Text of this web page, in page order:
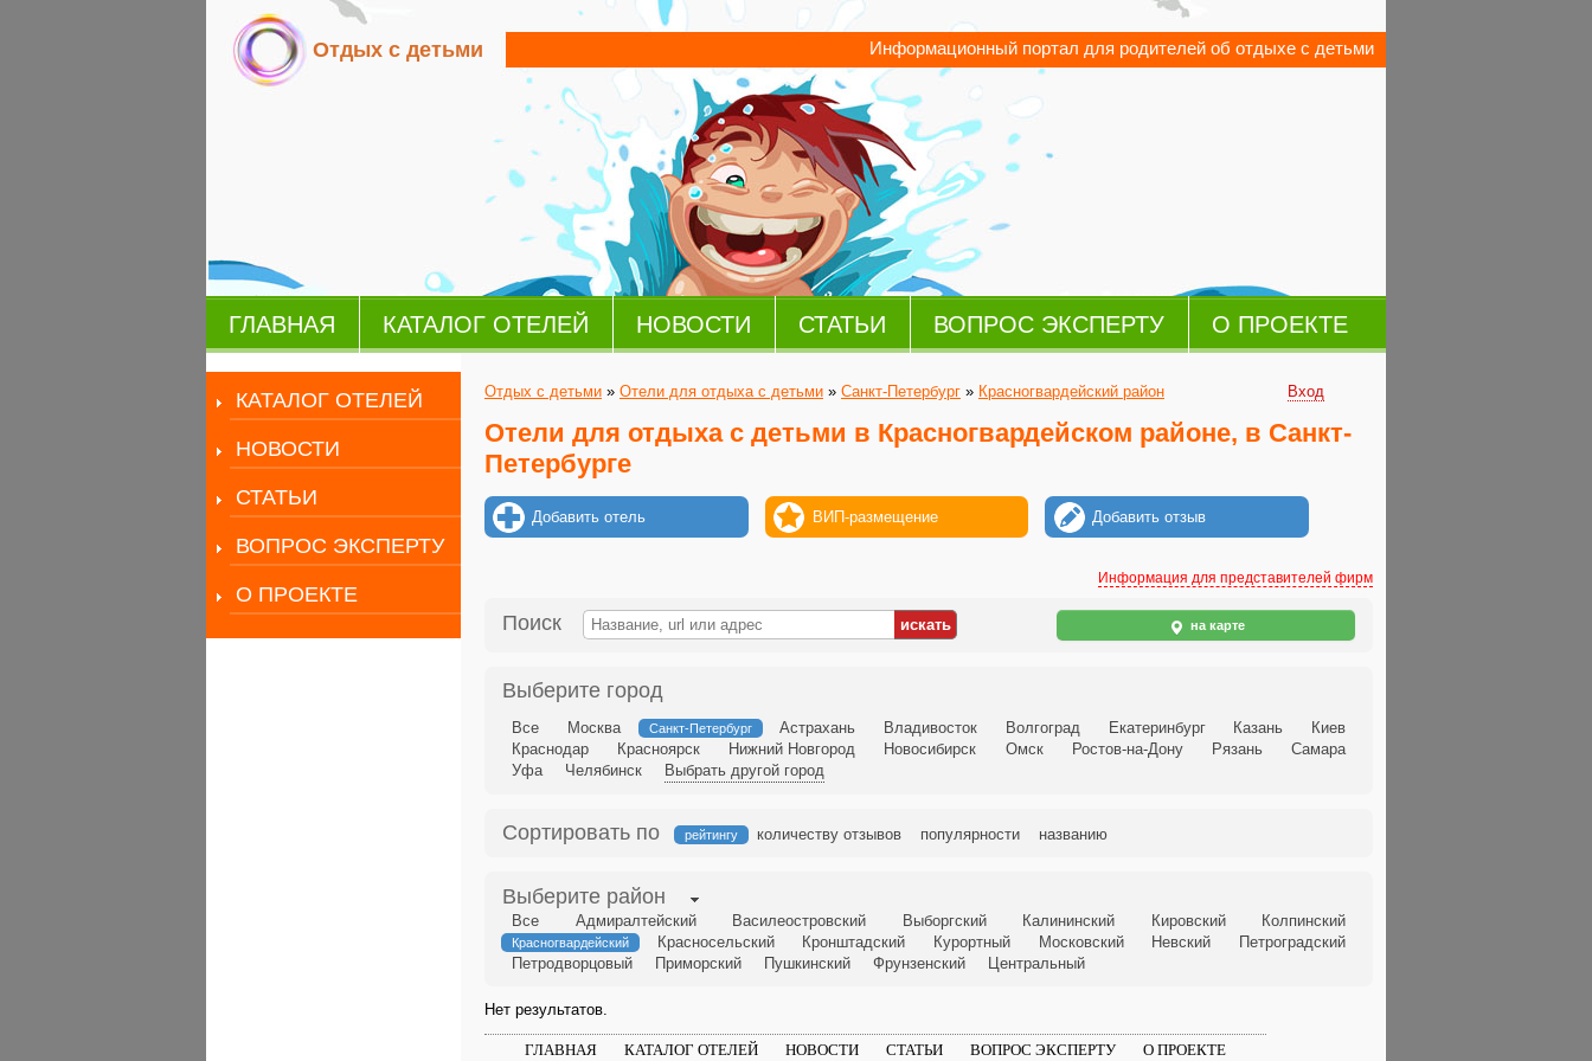
Отдых с детьми Информационный портал для родителей об отдыхе с детьми
ГЛАВНАЯ КАТАЛОГ ОТЕЛЕЙ НОВОСТИ СТАТЬИ ВОПРОС ЭКСПЕРТУ О ПРОЕКТЕ
КАТАЛОГ ОТЕЛЕЙ
НОВОСТИ
СТАТЬИ
ВОПРОС ЭКСПЕРТУ
О ПРОЕКТЕ
Отдых с детьми » Отели для отдыха с детьми » Санкт-Петербург » Красногвардейский район Вход
Отели для отдыха с детьми в Красногвардейском районе, в Санкт-
Петербурге
Добавить отель ВИП-размещение Добавить отзыв
Информация для представителей фирм
Поиск на карте
Выберите город
Все Москва Санкт-Петербург Астрахань Владивосток Волгоград Екатеринбург Казань
Киев
Краснодар
Красноярск Нижний Новгород Новосибирск Омск Ростов-на-Дону Рязань
Самара
Уфа
Челябинск Выбрать другой город
Сортировать по рейтингу количеству отзывов популярности названию
Выберите район
Все Адмиралтейский Василеостровский Выборгский Калининский Кировский Колпинский
Красногвардейский Красносельский Кронштадский Курортный Московский Невский
Петроградский
Петродворцовый
Приморский Пушкинский Фрунзенский Центральный
Нет результатов.
ГЛАВНАЯ КАТАЛОГ ОТЕЛЕЙ НОВОСТИ СТАТЬИ ВОПРОС ЭКСПЕРТУ О ПРОЕКТЕ